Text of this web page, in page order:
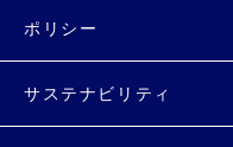
ポリシー
サステナビリティ